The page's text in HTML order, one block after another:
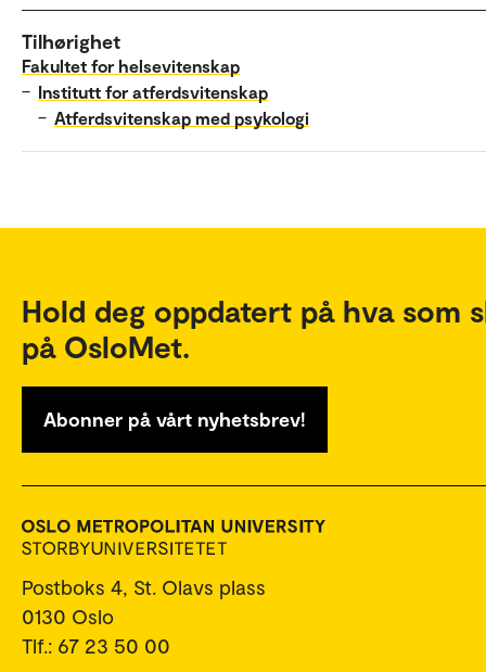
Tilhørighet
Fakultet for helsevitenskap
– Institutt for atferdsvitenskap
– Atferdsvitenskap med psykologi
Hold deg oppdatert på hva som
på OsloMet.
Abonner på vårt nyhetsbrev!
Postboks 4, St. Olavs plass
0130 Oslo
Tlf.: 67 23 50 00